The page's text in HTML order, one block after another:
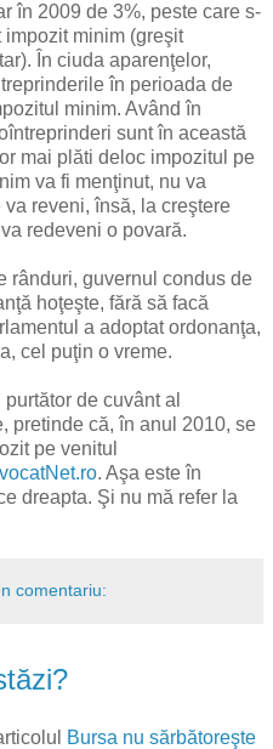
în 2009 de 3%, peste care s-
minim (greşit
În ciuda aparenţelor,
în perioada de
minim. Având în
sunt în această
mai plăti deloc impozitul pe
va fi menţinut, nu va
reveni, însă, la creştere
redeveni o povară.
rânduri, guvernul condus de
hoţeşte, fără să facă
a adoptat ordonanţa,
cel puţin o vreme.
de cuvânt al
pretinde că, în anul 2010, se
pe venitul
. Aşa este în
dreapta. Şi nu mă refer la
comentariu:
Bursa nu sărbătoreşte